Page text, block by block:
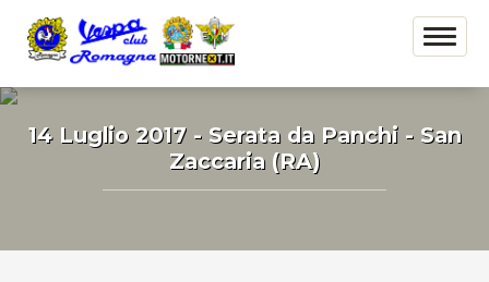
14 Luglio 2017 - Serata da Panchi - San
Zaccaria (RA)